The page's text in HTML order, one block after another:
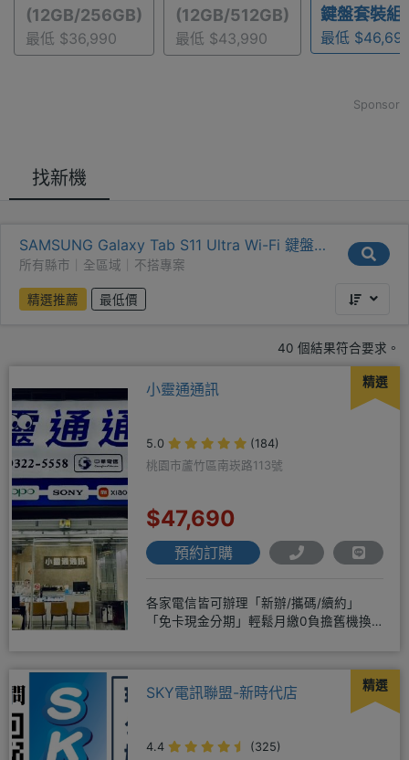
(12GB/256GB)
最低 $36,990
(12GB/512GB)
最低 $43,990
鍵盤套裝
最低
Sponsor
找新機
SAMSUNG Galaxy Tab S11 Ultra Wi-Fi 鍵盤套
裝組(12GB/512GB)
所有縣市｜全區域｜不搭專案
精選推薦 最低價
40 個結果符合要求。
精選
小靈通通訊
5.0
(184)
桃園市蘆竹區南崁路113號
$47,690
預約訂購
各家電信皆可辦理「新辦/攜碼/續約」
「免卡現金分期」輕鬆月繳0負擔舊機換
精選
SKY電訊聯盟-新時代店
4.4
(325)